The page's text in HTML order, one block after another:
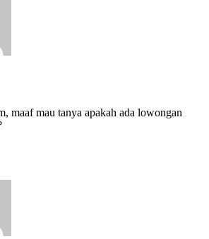
maaf mau tanya apakah ada lowongan